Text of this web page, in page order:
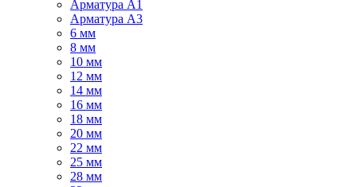
Арматура А1
Арматура А3
6 мм
8 мм
10 мм
12 мм
14 мм
16 мм
18 мм
20 мм
22 мм
25 мм
28 мм